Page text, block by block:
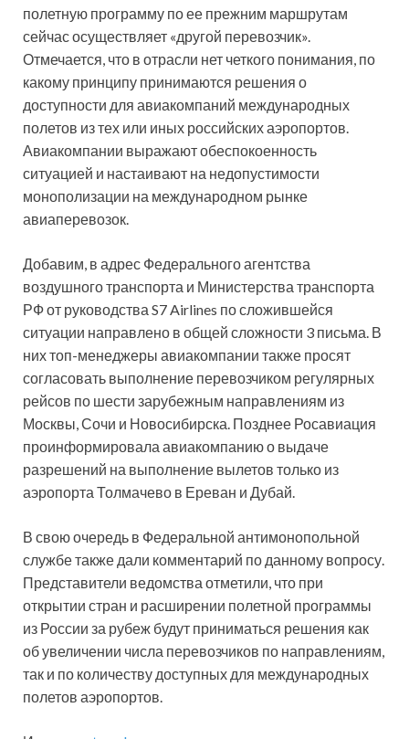
полетную программу по ее прежним маршрутам
сейчас осуществляет «другой перевозчик».
Отмечается, что в отрасли нет четкого понимания, по
какому принципу принимаются решения о
доступности для авиакомпаний международных
полетов из тех или иных российских аэропортов.
Авиакомпании выражают обеспокоенность
ситуацией и настаивают на недопустимости
монополизации на международном рынке
авиаперевозок.
Добавим, в адрес Федерального агентства
воздушного транспорта и Министерства транспорта
РФ от руководства S7 Airlines по сложившейся
ситуации направлено в общей сложности 3 письма. В
них топ-менеджеры авиакомпании также просят
согласовать выполнение перевозчиком регулярных
рейсов по шести зарубежным направлениям из
Москвы, Сочи и Новосибирска. Позднее Росавиация
проинформировала авиакомпанию о выдаче
разрешений на выполнение вылетов только из
аэропорта Толмачево в Ереван и Дубай.
В свою очередь в Федеральной антимонопольной
службе также дали комментарий по данному вопросу.
Представители ведомства отметили, что при
открытии стран и расширении полетной программы
из России за рубеж будут приниматься решения как
об увеличении числа перевозчиков по направлениям,
так и по количеству доступных для международных
полетов аэропортов.